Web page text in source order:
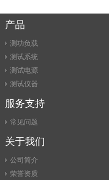
产品
测功负载
测试系统
测试电源
测试仪器
服务支持
常见问题
关于我们
公司简介
荣誉资质